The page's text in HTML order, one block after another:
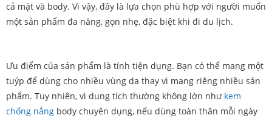
cả mặt và body. Vì vậy, đây là lựa chọn phù hợp với người muốn
một sản phẩm đa năng, gọn nhẹ, đặc biệt khi đi du lịch.
Ưu điểm của sản phẩm là tính tiện dụng. Bạn có thể mang một
tuýp để dùng cho nhiều vùng da thay vì mang riêng nhiều sản
phẩm. Tuy nhiên, vì dung tích thường không lớn như kem
chống nắng body chuyên dụng, nếu dùng toàn thân mỗi ngày